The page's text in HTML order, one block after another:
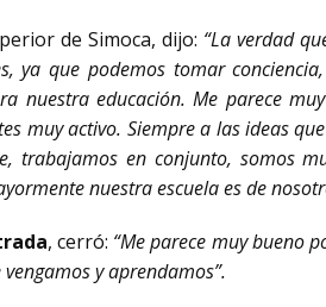
de Simoca, dijo: “La verdad
ya que podemos tomar
nuestra educación. Me parece
muy activo. Siempre a las ideas
trabajamos en conjunto, somos
nuestra escuela es de
, cerró: “Me parece muy bueno
y aprendamos”.